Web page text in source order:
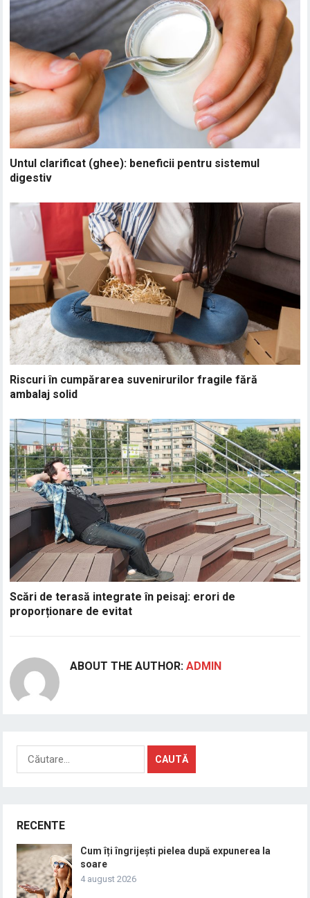
Untul clarificat (ghee): beneficii pentru sistemul
digestiv
Riscuri în cumpărarea suvenirurilor fragile fără
ambalaj solid
Scări de terasă integrate în peisaj: erori de
proporționare de evitat
ABOUT THE AUTHOR:ADMIN
Caută
după:
RECENTE
Cum îți îngrijești pielea după expunerea la
soare
4 august 2026